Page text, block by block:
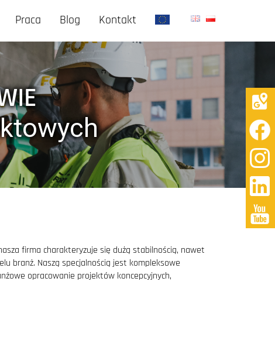
Praca Blog Kontakt
firma charakteryzuje się dużą stabilnością, nawet
branż. Naszą specjalnością jest kompleksowe
opracowanie projektów koncepcyjnych,